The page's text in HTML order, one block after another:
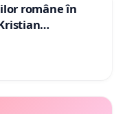
române în
Danemarca de